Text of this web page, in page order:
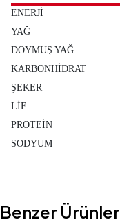
ENERJİ
YAĞ
DOYMUŞ YAĞ
KARBONHİDRAT
ŞEKER
LİF
PROTEİN
SODYUM
Benzer Ürünler